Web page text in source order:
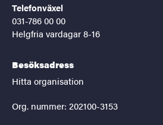
Telefonväxel
031-786 00 00
Helgfria vardagar 8-16
Besöksadress
Hitta organisation
Org. nummer: 202100-3153